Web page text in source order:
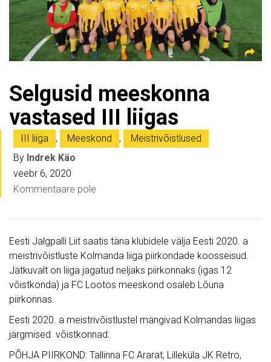
Selgusid meeskonna
vastased III liigas
III liiga , Meeskond ,
Meistrivõistlused
By Indrek Käo
veebr 6, 2020
Kommentaare pole
Eesti Jalgpalli Liit saatis täna klubidele välja Eesti 2020. a
meistrivõistluste Kolmanda liiga piirkondade koosseisud.
Jätkuvalt on liiga jagatud neljaks piirkonnaks (igas 12
võistkonda) ja FC Lootos meeskond osaleb Lõuna
piirkonnas.
Eesti 2020. a meistrivõistlustel mängivad Kolmandas liigas
järgmised võistkonnad:
PÕHJA PIIRKOND: Tallinna FC Ararat, Lilleküla JK Retro,